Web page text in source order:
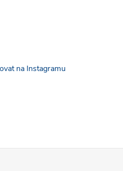
na Instagramu